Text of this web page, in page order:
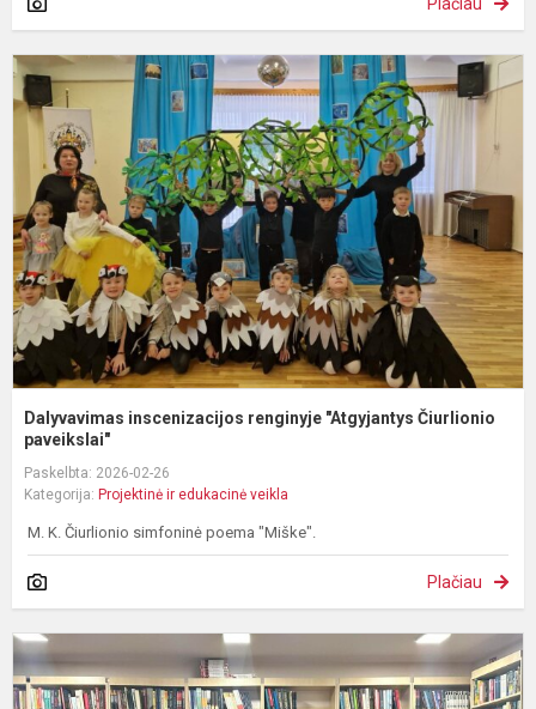
Dalyvavimas inscenizacijos renginyje "Atgyjantys Čiurlionio
paveikslai"
Paskelbta: 2026-02-26
Kategorija: Projektinė ir edukacinė veikla
M. K. Čiurlionio simfoninė poema "Miške".
Plačiau